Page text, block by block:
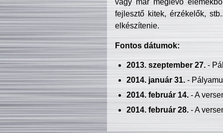
fejlesztő kitek, érzékelők,
elkészítenie.
Fontos dátumok:
2013. szeptember 27.-
2014. január 31.-
2014. február 14.- A
2014. február 28.- A